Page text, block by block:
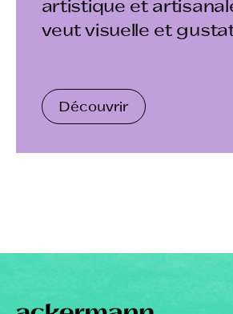
artistique et
veut visuelle et
Découvrir